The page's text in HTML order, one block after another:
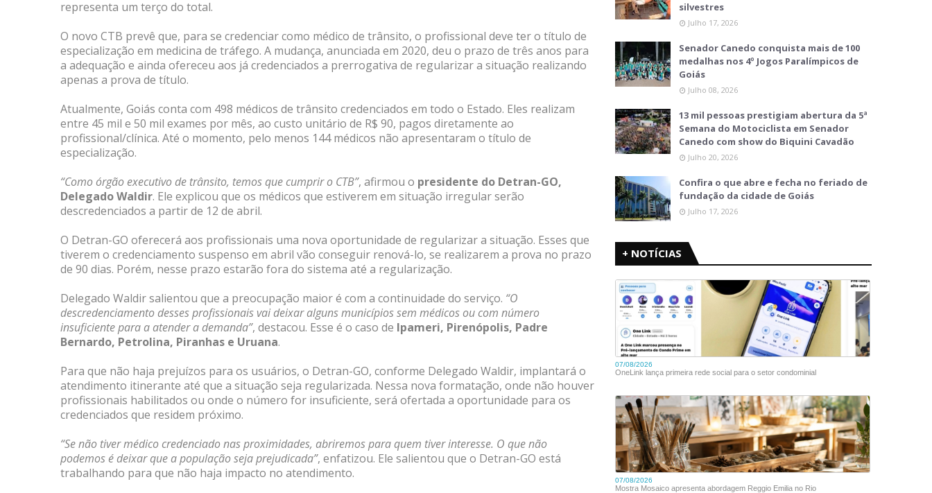
representa um terço do total.
O novo CTB prevê que, para se credenciar como médico de trânsito, o profissional deve ter o título de
especialização em medicina de tráfego. A mudança, anunciada em 2020, deu o prazo de três anos para
a adequação e ainda ofereceu aos já credenciados a prerrogativa de regularizar a situação realizando
apenas a prova de título.
Atualmente, Goiás conta com 498 médicos de trânsito credenciados em todo o Estado. Eles realizam
entre 45 mil e 50 mil exames por mês, ao custo unitário de R$ 90, pagos diretamente ao
profissional/clínica. Até o momento, pelo menos 144 médicos não apresentaram o título de
especialização.
“Como órgão executivo de trânsito, temos que cumprir o CTB”, afirmou o presidente do Detran-GO,
Delegado Waldir. Ele explicou que os médicos que estiverem em situação irregular serão
descredenciados a partir de 12 de abril.
O Detran-GO oferecerá aos profissionais uma nova oportunidade de regularizar a situação. Esses que
tiverem o credenciamento suspenso em abril vão conseguir renová-lo, se realizarem a prova no prazo
de 90 dias. Porém, nesse prazo estarão fora do sistema até a regularização.
Delegado Waldir salientou que a preocupação maior é com a continuidade do serviço. “O
descredenciamento desses profissionais vai deixar alguns municípios sem médicos ou com número
insuficiente para a atender a demanda”, destacou. Esse é o caso de Ipameri, Pirenópolis, Padre
Bernardo, Petrolina, Piranhas e Uruana.
Para que não haja prejuízos para os usuários, o Detran-GO, conforme Delegado Waldir, implantará o
atendimento itinerante até que a situação seja regularizada. Nessa nova formatação, onde não houver
profissionais habilitados ou onde o número for insuficiente, será ofertada a oportunidade para os
credenciados que residem próximo.
“Se não tiver médico credenciado nas proximidades, abriremos para quem tiver interesse. O que não
podemos é deixar que a população seja prejudicada”, enfatizou. Ele salientou que o Detran-GO está
trabalhando para que não haja impacto no atendimento.
silvestres
Julho 17, 2026
Senador Canedo conquista mais de 100
medalhas nos 4º Jogos Paralímpicos de
Goiás
Julho 08, 2026
13 mil pessoas prestigiam abertura da 5ª
Semana do Motociclista em Senador
Canedo com show do Biquini Cavadão
Julho 20, 2026
Confira o que abre e fecha no feriado de
fundação da cidade de Goiás
Julho 17, 2026
+ NOTÍCIAS